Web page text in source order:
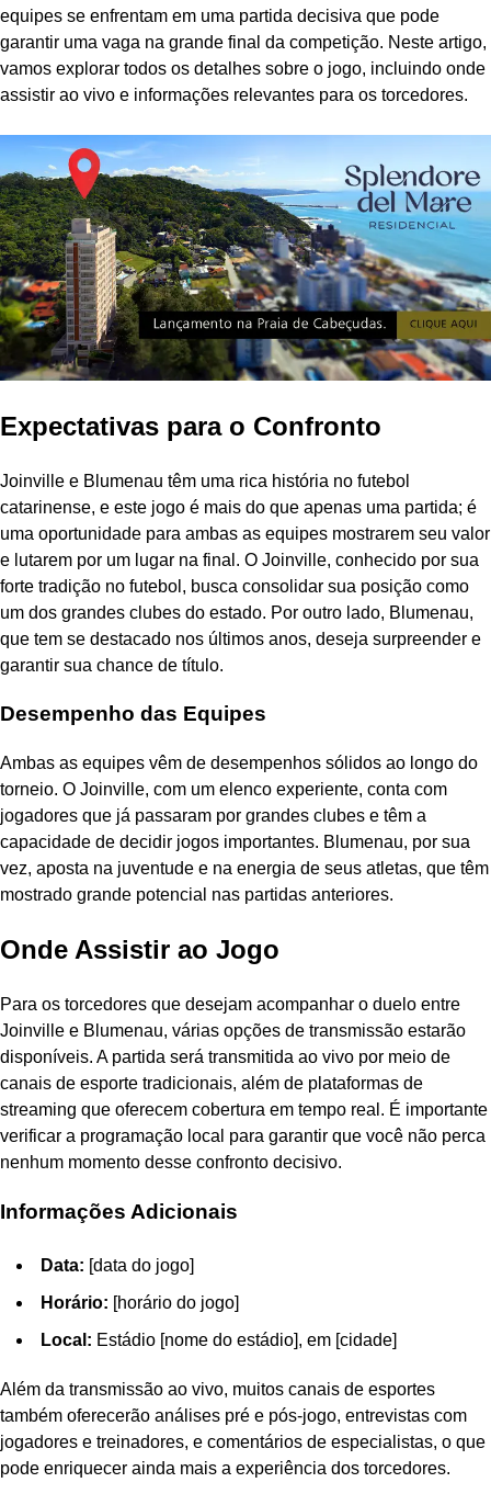
equipes se enfrentam em uma partida decisiva que pode
garantir uma vaga na grande final da competição. Neste artigo,
vamos explorar todos os detalhes sobre o jogo, incluindo onde
assistir ao vivo e informações relevantes para os torcedores.
Expectativas para o Confronto
Joinville e Blumenau têm uma rica história no futebol
catarinense, e este jogo é mais do que apenas uma partida; é
uma oportunidade para ambas as equipes mostrarem seu valor
e lutarem por um lugar na final. O Joinville, conhecido por sua
forte tradição no futebol, busca consolidar sua posição como
um dos grandes clubes do estado. Por outro lado, Blumenau,
que tem se destacado nos últimos anos, deseja surpreender e
garantir sua chance de título.
Desempenho das Equipes
Ambas as equipes vêm de desempenhos sólidos ao longo do
torneio. O Joinville, com um elenco experiente, conta com
jogadores que já passaram por grandes clubes e têm a
capacidade de decidir jogos importantes. Blumenau, por sua
vez, aposta na juventude e na energia de seus atletas, que têm
mostrado grande potencial nas partidas anteriores.
Onde Assistir ao Jogo
Para os torcedores que desejam acompanhar o duelo entre
Joinville e Blumenau, várias opções de transmissão estarão
disponíveis. A partida será transmitida ao vivo por meio de
canais de esporte tradicionais, além de plataformas de
streaming que oferecem cobertura em tempo real. É importante
verificar a programação local para garantir que você não perca
nenhum momento desse confronto decisivo.
Informações Adicionais
Data: [data do jogo]
Horário: [horário do jogo]
Local: Estádio [nome do estádio], em [cidade]
Além da transmissão ao vivo, muitos canais de esportes
também oferecerão análises pré e pós-jogo, entrevistas com
jogadores e treinadores, e comentários de especialistas, o que
pode enriquecer ainda mais a experiência dos torcedores.